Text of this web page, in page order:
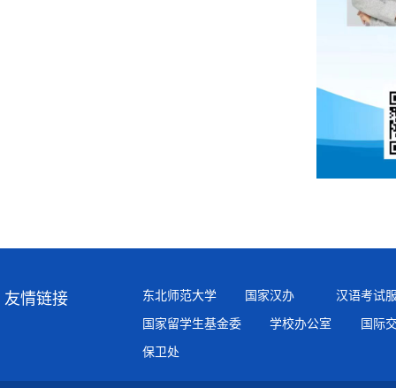
友情链接 东北师范大学 国家汉办
汉语考试
国家留学生基金委
学校办公室
国际
保卫处